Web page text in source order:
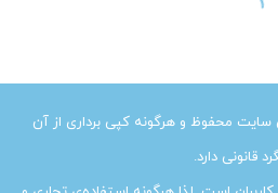
محفوظ و هرگونه کپی برداری از آن
قانونی دارد.